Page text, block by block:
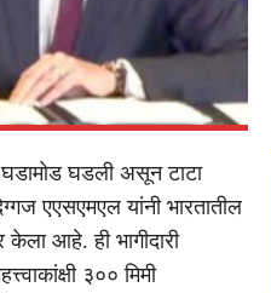
घडामोड घडली असून टाटा
एएसएमएल यांनी भारतातील
आहे. ही भागीदारी
३०० मिमी